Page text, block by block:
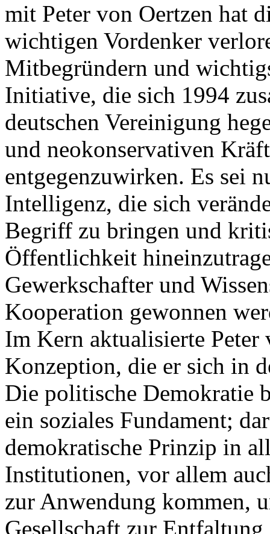
mit Peter von Oertzen hat
wichtigen Vordenker
Mitbegründern und
Initiative, die sich 1994
deutschen Vereinigung
und neokonservativen
entgegenzuwirken. Es sei
Intelligenz, die sich
Begriff zu bringen und
Öffentlichkeit
Gewerkschafter und
Kooperation gewonnen
Im Kern aktualisierte
Konzeption, die er sich in
Die politische Demokratie
ein soziales Fundament;
demokratische Prinzip in
Institutionen, vor allem
zur Anwendung kommen,
Gesellschaft zur